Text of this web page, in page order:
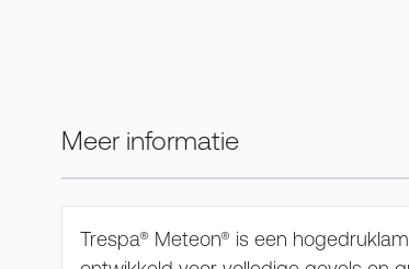
Meer informatie
Trespa® Meteon® is een